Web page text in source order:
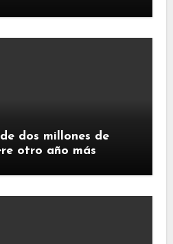
dos millones de
otro año más